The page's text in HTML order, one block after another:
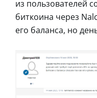
из пользователей
биткоина через
его баланса, но